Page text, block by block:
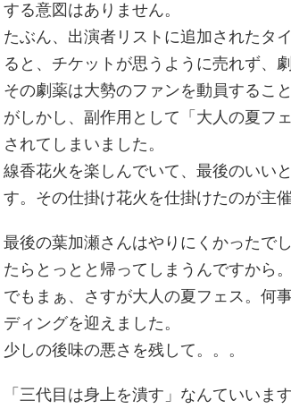
する意図はありません。
たぶん、出演者リストに追加されたタ
ると、チケットが思うように売れず、
その劇薬は大勢のファンを動員するこ
がしかし、副作用として「大人の夏フ
されてしまいました。
線香花火を楽しんでいて、最後のいい
す。その仕掛け花火を仕掛けたのが主
最後の葉加瀬さんはやりにくかったで
たらとっとと帰ってしまうんですから。
でもまぁ、さすが大人の夏フェス。何
ディングを迎えました。
少しの後味の悪さを残して。。。
「三代目は身上を潰す」なんていいま